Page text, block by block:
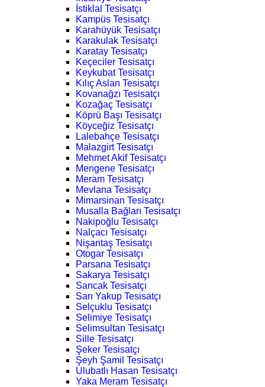
İstiklal Tesisatçı
Kampüs Tesisatçı
Karahüyük Tesisatçı
Karakulak Tesisatçı
Karatay Tesisatçı
Keçeciler Tesisatçı
Keykubat Tesisatçı
Kılıç Aslan Tesisatçı
Kovanağzı Tesisatçı
Kozağaç Tesisatçı
Köprü Başı Tesisatçı
Köyceğiz Tesisatçı
Lalebahçe Tesisatçı
Malazgirt Tesisatçı
Mehmet Akif Tesisatçı
Mengene Tesisatçı
Meram Tesisatçı
Mevlana Tesisatçı
Mimarsinan Tesisatçı
Musalla Bağları Tesisatçı
Nakipoğlu Tesisatçı
Nalçacı Tesisatçı
Nişantaş Tesisatçı
Otogar Tesisatçı
Parsana Tesisatçı
Sakarya Tesisatçı
Sancak Tesisatçı
Sarı Yakup Tesisatçı
Selçuklu Tesisatçı
Selimiye Tesisatçı
Selimsultan Tesisatçı
Sille Tesisatçı
Şeker Tesisatçı
Şeyh Şamil Tesisatçı
Ulubatlı Hasan Tesisatçı
Yaka Meram Tesisatçı